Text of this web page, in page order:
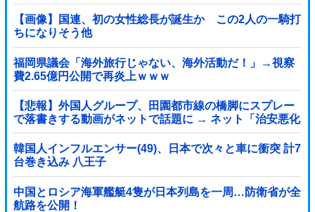
【画像】国連、初の女性総長が誕生か この2人の一騎打
ちになりそう他
福岡県議会「海外旅行じゃない、海外活動だ！」→視察
費2.65億円公開で再炎上ｗｗｗ
【悲報】外国人グループ、田園都市線の橋脚にスプレー
で落書きする動画がネットで話題に → ネット「治安悪化
の始まり」
韓国人インフルエンサー(49)、日本で次々と車に衝突 計7
台巻き込み 八王子
中国とロシア海軍艦艇4隻が日本列島を一周…防衛省が全
航路を公開！